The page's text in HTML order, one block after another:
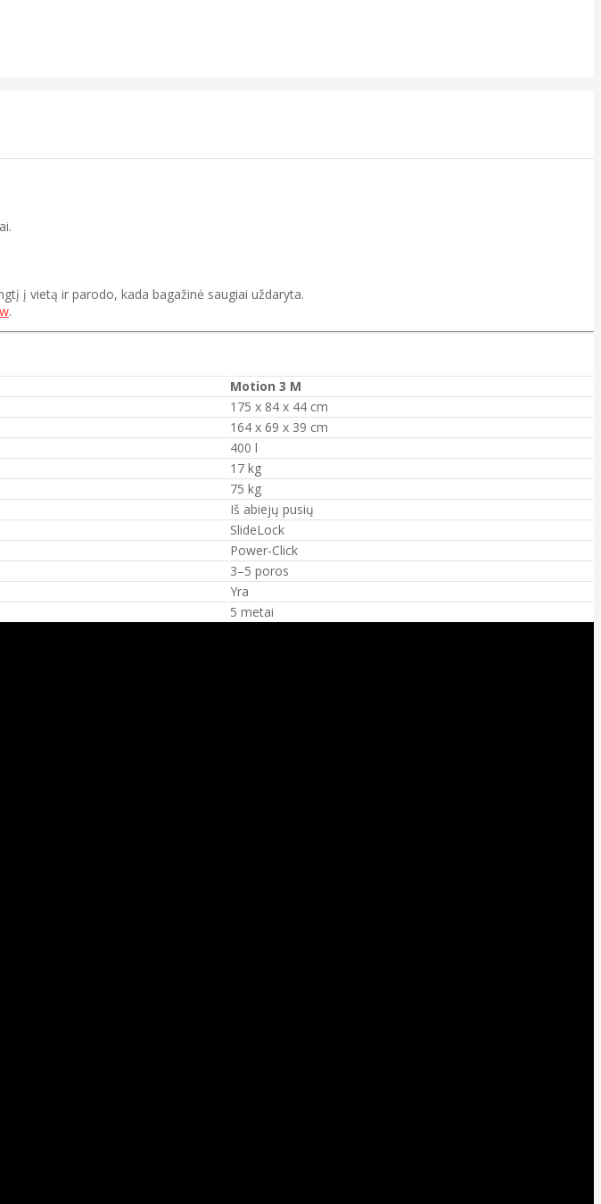
į vietą ir parodo, kada bagažinė saugiai uždaryta.
.
Motion 3 M
175 x 84 x 44 cm
164 x 69 x 39 cm
400 l
17 kg
75 kg
Iš abiejų pusių
SlideLock
Power-Click
3–5 poros
Yra
5 metai